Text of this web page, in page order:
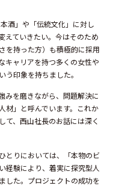
酒」や「伝統文化」に対し
えていきたい。今はそのため
を持った方）も積極的に採用
キャリアを持つ多くの女性や
印象を持ちました。
みを磨きながら、問題解決に
材」と呼んでいます。これか
て、西山社長のお話には深く
とりにおいては、「本物のビ
経験により、着実に探究型人
した。プロジェクトの成功を